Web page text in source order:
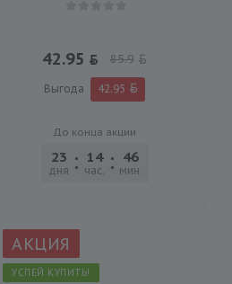
42.95 85.9
Выгода 42.95
До конца акции
23
дня
14
час.
46
мин.
АКЦИЯ
УСПЕЙ КУПИТЬ!